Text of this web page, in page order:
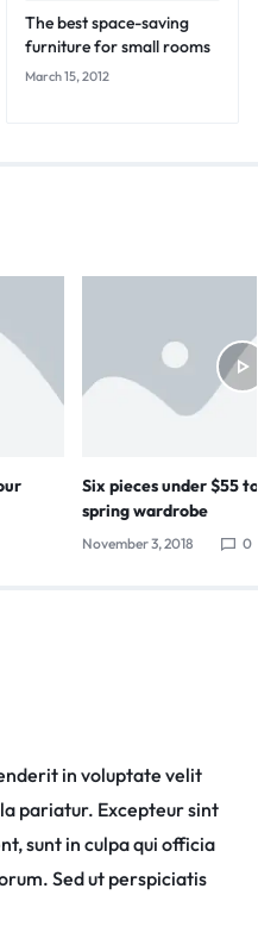
The best space-saving
furniture for small rooms
March 15, 2012
Six pieces under $55
spring wardrobe
November 3, 2018 0
in voluptate velit
pariatur. Excepteur sint
sunt in culpa qui officia
Sed ut perspiciatis